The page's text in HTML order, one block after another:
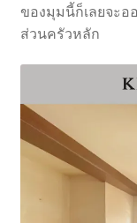
ของมุมนี้ก็เลยจะอ
ส่วนครัวหลัก